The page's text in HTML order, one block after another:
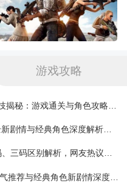
这不仅增加了游戏的挑
探索性。
常广阔，玩家可以自由
以组队合作完成任务。
下载
下载
下载
游戏攻略
真三国无双3秘籍-真三国无双3秘技揭秘：游戏通关与角色攻略全解析
飞快影视APP最新版安装指南：全新剧情与经典角色深度解析，带你体验极致观影快感
欧美无人区尺码对比：一码、二码、三码区别解析，网友热议：选择更精准，购物无忧！